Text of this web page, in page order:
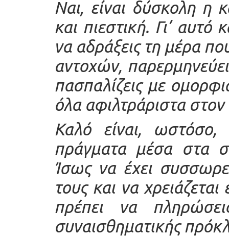
Ναι, είναι δύσκολη η
και πιεστική. Γι’
να αδράξεις τη μέρα
αντοχών,
πασπαλίζεις με
όλα αφιλτράριστα στον
Καλό είναι, ωστόσο,
πράγματα μέσα στα
Ίσως να έχει
τους και να
πρέπει να
συναισθηματικής